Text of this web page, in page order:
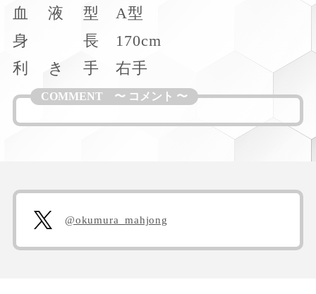
血
液 型
A型
身
長
170cm
利
き 手 右手
@okumura_mahjong